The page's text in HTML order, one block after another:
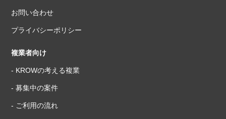
お問い合わせ
プライバシーポリシー
複業者向け
- KROWの考える複業
- 募集中の案件
- ご利用の流れ